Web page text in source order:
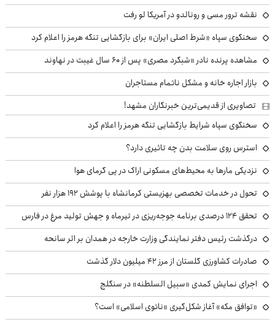
نقشه ترور مسی و رونالدو در آمریکا لو رفت
سخنگوی سپاه «شرط اصلی ایران» برای بازگشایی تنگه هرمز را اعلام کرد
مشاهده پرنده نادر «شبگرد مصری» پس از ۶۰ سال غیبت در نهاوند
بازار اجاره خانه و مشکل ناتمام مستاجران
تصاویری از قدیمی‌ترین خبرنگاران مشهد!
سخنگوی سپاه شرایط بازگشایی تنگه هرمز را اعلام کرد
استرس روی سلامت بدن چه تاثیری دارد؟
نزدیکی مارها به محیط‌های مسکونی اراک در پی گرمای هوا
تحول در خدمات تخصصی بهزیستی کرمانشاه با پوشش ۱۹۲ هزار نفر
تحقق ۱۲۴ درصدی برنامه جوجه‌ریزی در تیرماه و جهش تولید مرغ در فارس
درگذشت رئیس دفتر نمایندگی وزارت خارجه در همدان بر اثر سانحه
صادرات کشاورزی گلستان از مرز ۴۲ میلیون دلار گذشت
اجرای نمایش کمدی «سبیل السلطنه» در سنگلج
«توافق مکه» آغاز شکل‌گیری «ناتوی اسلامی» است؟